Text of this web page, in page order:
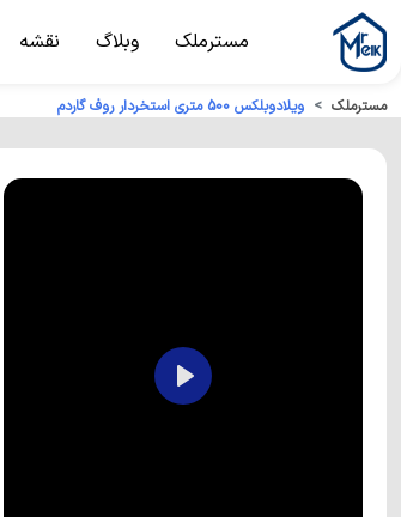
مسترملک وبلاگ نقشه
مسترملک ویلادوبلکس 500 متری استخردار روف گاردم
Play